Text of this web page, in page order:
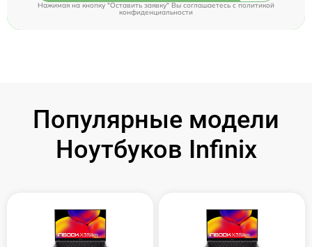
Нажимая на кнопку "Оставить заявку" Вы соглашаетесь c политикой
конфиденциальности
Популярные модели
Ноутбуков Infinix